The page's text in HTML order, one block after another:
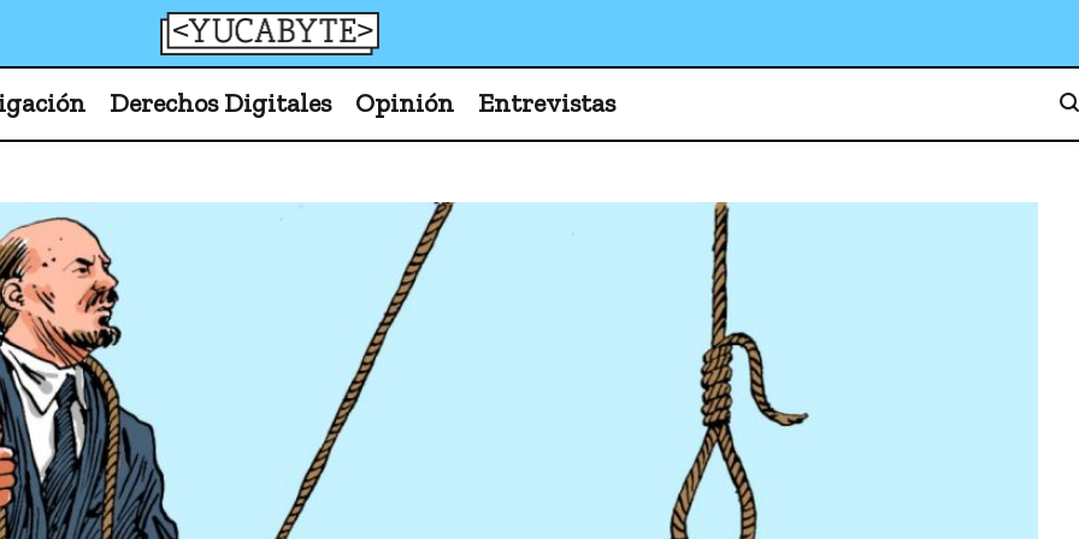
YucaByte
Derechos Digitales Opinión Entrevistas